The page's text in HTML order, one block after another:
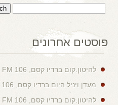
פוסטים אחרונים
להיטון.קום ברדיו קסם, 106 FM
מעדן ויניל היום ברדיו קסם, 106 FM
להיטון.קום ברדיו קסם, 106 FM